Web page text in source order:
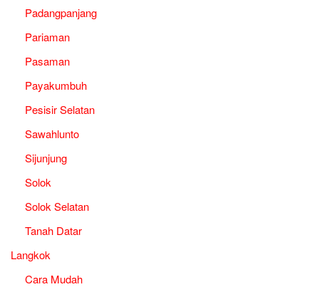
Padangpanjang
Pariaman
Pasaman
Payakumbuh
Pesisir Selatan
Sawahlunto
Sijunjung
Solok
Solok Selatan
Tanah Datar
Langkok
Cara Mudah